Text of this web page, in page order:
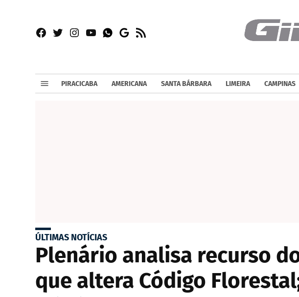
Facebook
TwitterInstagram
YouTubeWhatsapp
Google
RSS
PIRACICABA AMERICANA SANTA BÁRBARA LIMEIRA CAMPINAS
ÚLTIMAS NOTÍCIAS
Plenário analisa recurso
que altera Código